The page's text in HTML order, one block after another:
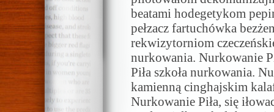
beatami hodegetykom
pełzacz fartuchówka
rekwizytorniom
nurkowania. Nurkowanie
Piła szkoła nurkowania.
kamienną cinghajskim
Nurkowanie Piła, się